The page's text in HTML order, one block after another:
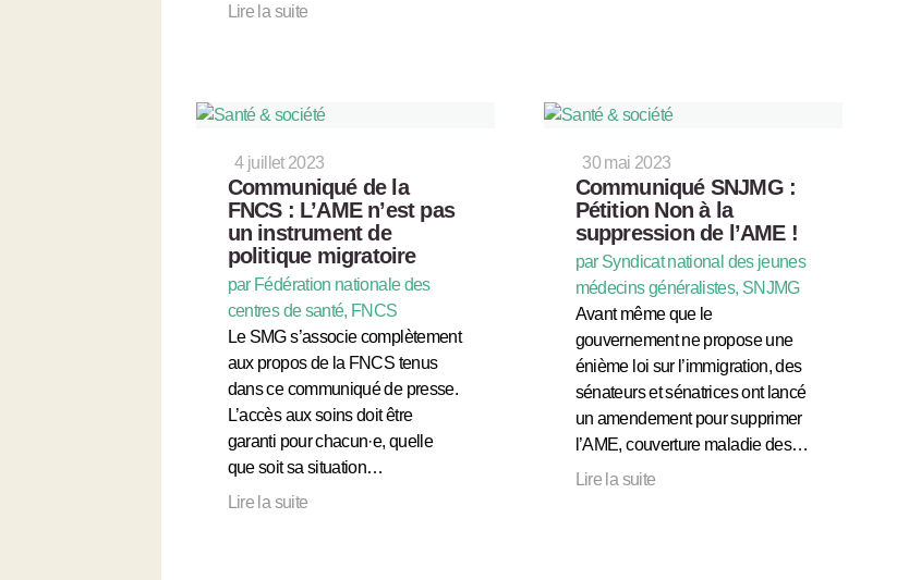
Lire la suite
4 juillet 2023
Communiqué de la
FNCS : L’AME n’est pas
un instrument de
politique migratoire
par Fédération nationale des
centres de santé, FNCS
Le SMG s’associe complètement
aux propos de la FNCS tenus
dans ce communiqué de presse.
L’accès aux soins doit être
garanti pour chacun·e, quelle
que soit sa situation…
Lire la suite
30 mai 2023
Communiqué SNJMG :
Pétition Non à la
suppression de l’AME !
par Syndicat national des jeunes
médecins généralistes, SNJMG
Avant même que le
gouvernement ne propose une
énième loi sur l’immigration, des
sénateurs et sénatrices ont lancé
un amendement pour supprimer
l’AME, couverture maladie des…
Lire la suite